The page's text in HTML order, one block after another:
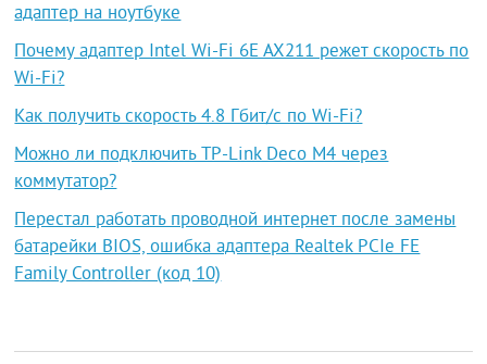
адаптер на ноутбуке
Почему адаптер Intel Wi-Fi 6E AX211 режет скорость по
Wi-Fi?
Как получить скорость 4.8 Гбит/с по Wi-Fi?
Можно ли подключить TP-Link Deco M4 через
коммутатор?
Перестал работать проводной интернет после замены
батарейки BIOS, ошибка адаптера Realtek PCIe FE
Family Controller (код 10)